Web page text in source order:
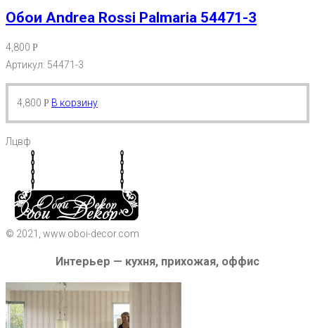
Обои Andrea Rossi Palmaria 54471-3
4,800 Р
Артикул: 54471-3
4,800 Р В корзину
Лцвф
© 2021, www.oboi-decor.com
Интерьер — кухня, прихожая, оффис